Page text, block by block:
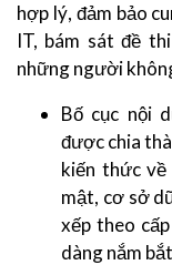
hợp lý, đảm bảo
IT, bám sát đề
những người
Bố cục nội
được chia
kiến thức về
mật, cơ sở
xếp theo
dàng nắm